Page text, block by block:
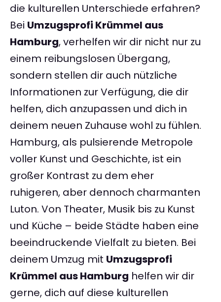
die kulturellen Unterschiede erfahren?
Bei Umzugsprofi Krümmel aus
Hamburg, verhelfen wir dir nicht nur zu
einem reibungslosen Übergang,
sondern stellen dir auch nützliche
Informationen zur Verfügung, die dir
helfen, dich anzupassen und dich in
deinem neuen Zuhause wohl zu fühlen.
Hamburg, als pulsierende Metropole
voller Kunst und Geschichte, ist ein
großer Kontrast zu dem eher
ruhigeren, aber dennoch charmanten
Luton. Von Theater, Musik bis zu Kunst
und Küche – beide Städte haben eine
beeindruckende Vielfalt zu bieten. Bei
deinem Umzug mit Umzugsprofi
Krümmel aus Hamburg helfen wir dir
gerne, dich auf diese kulturellen